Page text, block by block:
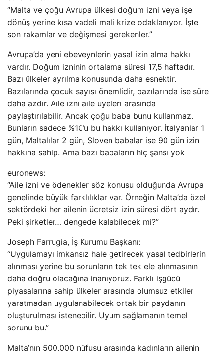
“Malta ve çoğu Avrupa ülkesi doğum izni veya işe
dönüş yerine kısa vadeli mali krize odaklanıyor. İşte
son rakamlar ve değişmesi gerekenler.”
Avrupa’da yeni ebeveynlerin yasal izin alma hakkı
vardır. Doğum izninin ortalama süresi 17,5 haftadır.
Bazı ülkeler ayrılma konusunda daha esnektir.
Bazılarında çocuk sayısı önemlidir, bazılarında ise süre
daha azdır. Aile izni aile üyeleri arasında
paylaştırılabilir. Ancak çoğu baba bunu kullanmaz.
Bunların sadece %10’u bu hakkı kullanıyor. İtalyanlar 1
gün, Maltalılar 2 gün, Sloven babalar ise 90 gün izin
hakkına sahip. Ama bazı babaların hiç şansı yok
euronews:
“Aile izni ve ödenekler söz konusu olduğunda Avrupa
genelinde büyük farklılıklar var. Örneğin Malta’da özel
sektördeki her ailenin ücretsiz izin süresi dört aydır.
Peki şirketler… dengede kalabilecek mi?”
Joseph Farrugia, İş Kurumu Başkanı:
“Uygulamayı imkansız hale getirecek yasal tedbirlerin
alınması yerine bu sorunların tek tek ele alınmasının
daha doğru olacağına inanıyoruz. Farklı işgücü
piyasalarına sahip ülkeler arasında olumsuz etkiler
yaratmadan uygulanabilecek ortak bir paydanın
oluşturulması istenebilir. Uyum sağlamanın temel
sorunu bu.”
Malta’nın 500.000 nüfusu arasında kadınların ailenin